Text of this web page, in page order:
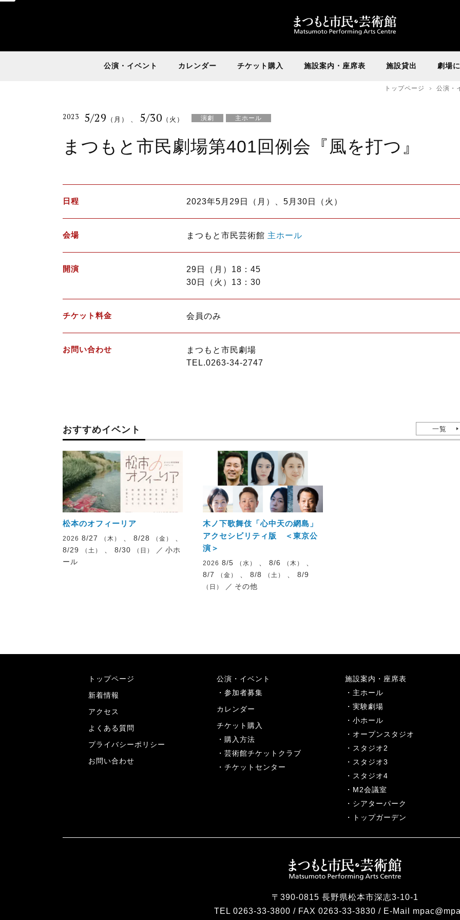
公演・イベント カレンダー チケット購入 施設案内・座席表 施設貸出 劇場
トップページ 公演・
2023 5/29 （月） 、 5/30 （火） 演劇 主ホール
まつもと市民劇場第401回例会『風を打つ』
日程 2023年5月29日（月）、5月30日（火）
会場 まつもと市民芸術館 主ホール
開演
29日（月）18：45
30日（火）13：30
チケット料金 会員のみ
お問い合わせ
まつもと市民劇場
TEL.0263-34-2747
おすすめイベント 一覧
松本のオフィーリア
2026 8/27 （木） 、 8/28 （金）
8/29
（土） 、 8/30 （日） ／ 小ホ
ール
木ノ下歌舞伎「心中天の網島」
アクセシビリティ版 ＜東京公
演＞
2026 8/5 （水） 、 8/6 （木）
8/7
（金） 、 8/8 （土） 、 8/9
（日） ／ その他
トップページ
新着情報
アクセス
よくある質問
プライバシーポリシー
お問い合わせ
公演・イベント
参加者募集
カレンダー
チケット購入
購入方法
芸術館チケットクラブ
チケットセンター
施設案内・座席表
主ホール
実験劇場
小ホール
オープンスタジオ
スタジオ2
スタジオ3
スタジオ4
M2会議室
シアターパーク
トップガーデン
〒390-0815 長野県松本市深志3-10-1
TEL 0263-33-3800 / FAX 0263-33-3830 / E-Mail